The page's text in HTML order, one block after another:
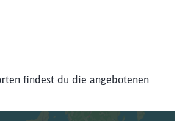
findest du die angebotenen